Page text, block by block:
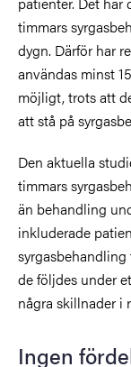
timmars
dygn. Därför har
användas minst
möjligt, trots att
att stå på
Den aktuella
timmars
än behandling
inkluderade
de följdes under
några skillnader i
Ingen